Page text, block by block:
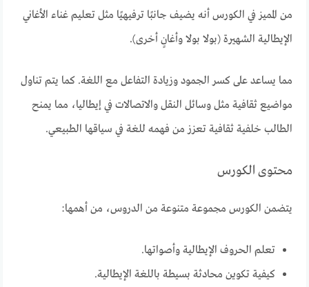
من المميز في الكورس أنه يضيف جانبًا ترفيهيًا مثل تعليم غناء الأغاني
الإيطالية الشهيرة (بولا بولا وأغانٍ أخرى).
مما يساعد على كسر الجمود وزيادة التفاعل مع اللغة. كما يتم تناول
مواضيع ثقافية مثل وسائل النقل والاتصالات في إيطاليا، مما يمنح
الطالب خلفية ثقافية تعزز من فهمه للغة في سياقها الطبيعي.
محتوى الكورس
يتضمن الكورس مجموعة متنوعة من الدروس، من أهمها:
تعلم الحروف الإيطالية وأصواتها.
كيفية تكوين محادثة بسيطة باللغة الإيطالية.